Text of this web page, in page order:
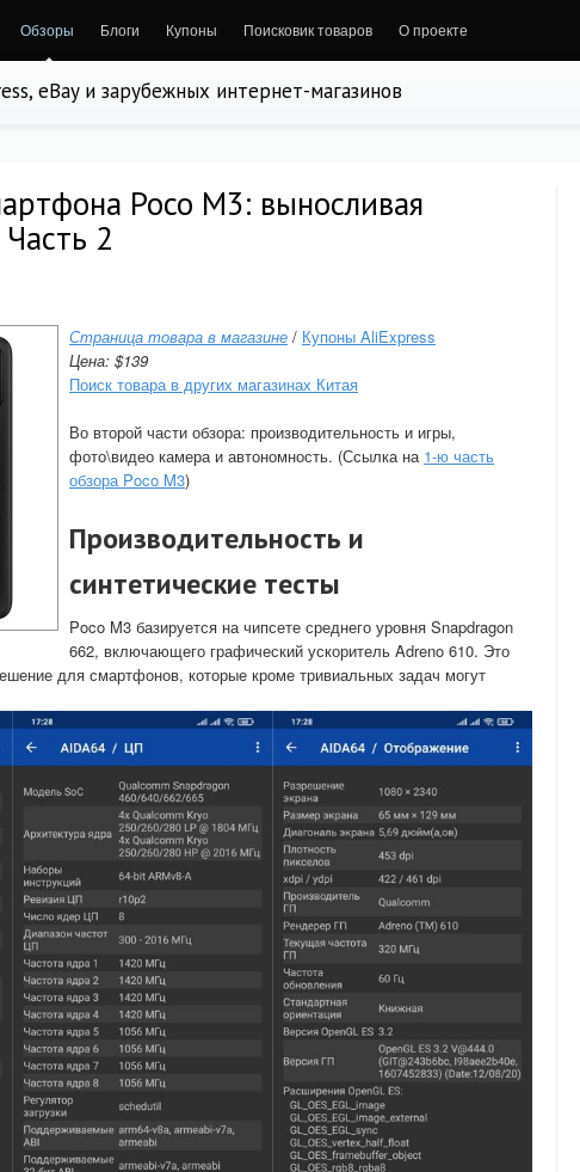
Обзоры Блоги Купоны Поисковик товаров О проекте
eBay и зарубежных интернет-магазинов
Poco M3: выносливая
2
Страница товара в магазине / Купоны AliExpress
Цена: $139
Поиск товара в других магазинах Китая
Во второй части обзора: производительность и игры,
фото\видео камера и автономность. (Ссылка на 1-ю часть
обзора Poco M3)
Производительность и
синтетические тесты
Poco M3 базируется на чипсете среднего уровня Snapdragon
662, включающего графический ускоритель Adreno 610. Это
для смартфонов, которые кроме тривиальных задач могут